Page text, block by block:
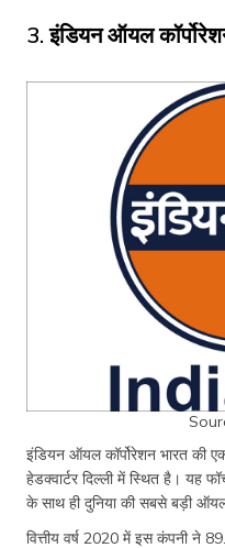
3. इंडियन ऑयल
इंडियन ऑयल कॉर्पोरेशन भारत की
हेडक्वार्टर दिल्ली में स्थित है। यह
के साथ ही दुनिया की सबसे बड़ी
वित्तीय वर्ष 2020 में इस कंपनी ने